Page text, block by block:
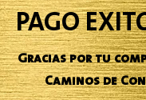
PAGO
Gracias por tu
Caminos de